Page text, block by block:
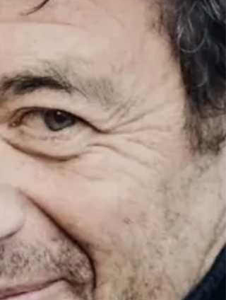
immer verschlossenen Hauptportale des
Pantheons wird die Republikanische
Garde zwei Särge tragen. Diese sind leer,
bergen im Geiste aber die Essenzen
zweier neuer „Pantheonisier